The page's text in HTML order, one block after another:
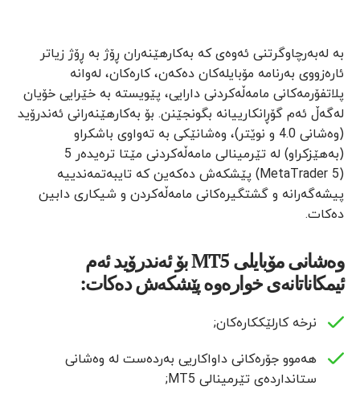
بە لەبەرچاوگرتنی ئەوەی کە بەکارهێنەران ڕۆژ بە ڕۆژ زیاتر
ئارەزووی بەرنامە مۆبایلەکان دەکەن، کارەکان، لەوانە
پلاتفۆرمەکانی مامەڵەکردنی دارایی، پێویستە بە خێرایی خۆیان
لەگەڵ ئەم گۆڕانکارییانە بگونجێنن. بۆ بەکارهێنەرانی ئەندرۆید
(وەشانی 4.0 و نوێتر)، وەشانێکی بە تەواوی باشکراو
(بەهێزکراو) لە تێرمینالی مامەڵەکردنی مێتا ترەیدەر 5
(MetaTrader 5) پێشکەش دەکەین کە تایبەتمەندییە
پیشەگەرانە و گشتگیرەکانی مامەڵەکردن و شیکاری دابین
دەکات.
وەشانی مۆبایلی MT5 بۆ ئەندرۆید ئەم
ئیمکاناتانەی خوارەوە پێشکەش دەکات:
نرخە کارلێککارەکان;
هەموو جۆرەکانی داواکاریی بەردەست لە وەشانی
ستانداردەی تێرمینالی MT5;